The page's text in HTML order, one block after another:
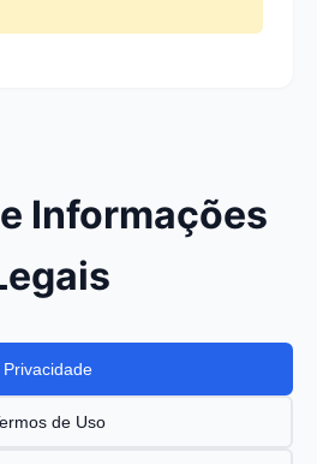
Informações
Privacidade
de Uso